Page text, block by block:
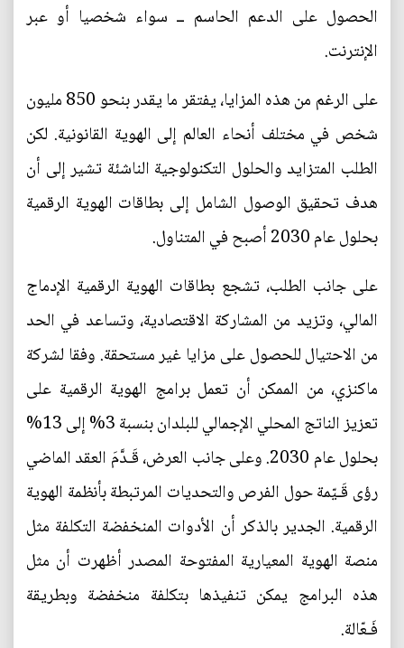
الحصول على الدعم الحاسم ــ سواء شخصيا أو عبر
الإنترنت.
على الرغم من هذه المزايا، يفتقر ما يقدر بنحو 850 مليون
شخص في مختلف أنحاء العالم إلى الهوية القانونية. لكن
الطلب المتزايد والحلول التكنولوجية الناشئة تشير إلى أن
هدف تحقيق الوصول الشامل إلى بطاقات الهوية الرقمية
بحلول عام 2030 أصبح في المتناول.
على جانب الطلب، تشجع بطاقات الهوية الرقمية الإدماج
المالي، وتزيد من المشاركة الاقتصادية، وتساعد في الحد
من الاحتيال للحصول على مزايا غير مستحقة. وفقا لشركة
ماكنزي، من الممكن أن تعمل برامج الهوية الرقمية على
تعزيز الناتج المحلي الإجمالي للبلدان بنسبة 3% إلى 13%
بحلول عام 2030. وعلى جانب العرض، قَـدَّمَ العقد الماضي
رؤى قَـيّمة حول الفرص والتحديات المرتبطة بأنظمة الهوية
الرقمية. الجدير بالذكر أن الأدوات المنخفضة التكلفة مثل
منصة الهوية المعيارية المفتوحة المصدر أظهرت أن مثل
هذه البرامج يمكن تنفيذها بتكلفة منخفضة وبطريقة
فَـعّالة.